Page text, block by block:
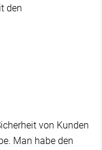
den
von Kunden
Man habe den